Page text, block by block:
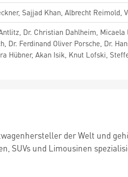
Sajjad Khan, Albrecht
Dr. Christian Dahlheim,
Dr. Ferdinand Oliver Porsche, Dr.
Hübner, Akan Isik, Knut Lofski,
der Welt und
SUVs und Limousinen